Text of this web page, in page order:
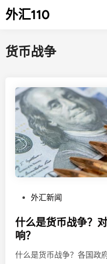
Skip
to外汇110
货币战争
s
t
d
外汇新闻
什么是货币战争？
响？
什么是货币战争？各国政